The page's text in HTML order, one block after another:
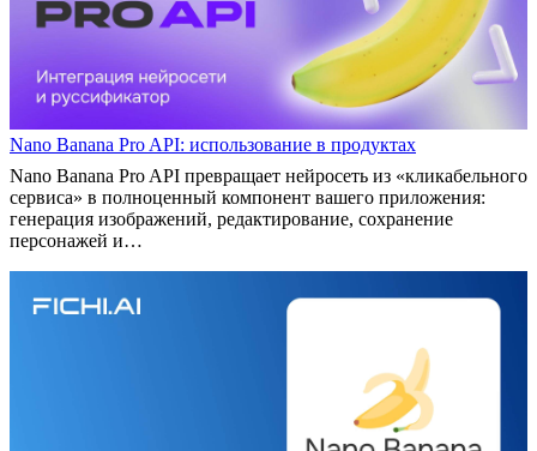
Nano Banana Pro API: использование в продуктах
Nano Banana Pro API превращает нейросеть из «кликабельного
сервиса» в полноценный компонент вашего приложения:
генерация изображений, редактирование, сохранение
персонажей и…